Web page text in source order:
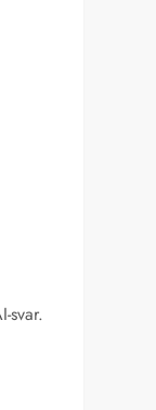
svar.